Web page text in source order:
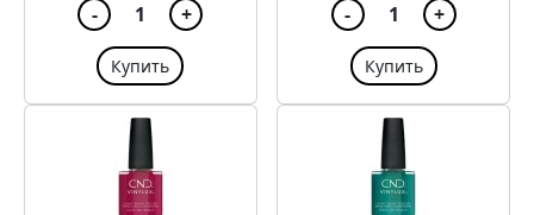
-
1 +
Купить
-
1 +
Купить